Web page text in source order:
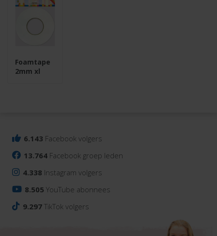
Foamtape
2mm xl
6.143 Facebook volgers
13.764 Facebook groep leden
4.338 Instagram volgers
8.505 YouTube abonnees
9.297 TikTok volgers